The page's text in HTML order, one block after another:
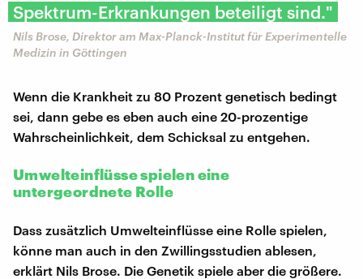
Spektrum-Erkrankungen beteiligt sind."
Nils Brose, Direktor am Max-Planck-Institut für Experimentelle
Medizin in Göttingen
Wenn die Krankheit zu 80 Prozent genetisch bedingt
sei, dann gebe es eben auch eine 20-prozentige
Wahrscheinlichkeit, dem Schicksal zu entgehen.
Umwelteinflüsse spielen eine
untergeordnete Rolle
Dass zusätzlich Umwelteinflüsse eine Rolle spielen,
könne man auch in den Zwillingsstudien ablesen,
erklärt Nils Brose. Die Genetik spiele aber die größere.